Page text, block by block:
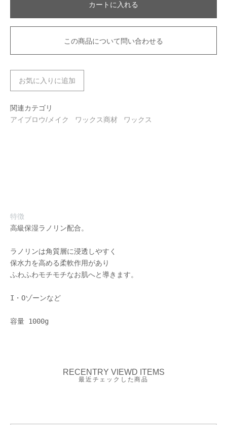
カートに入れる
この商品について問い合わせる
お気に入りに追加
関連カテゴリ
アイブロウ/メイク
ワックス商材 ワックス
特徴
高級保湿ラノリン配合。
ラノリンは角質層に浸透しやすく
保水力を高める柔軟作用があり
ふわふわモチモチなお肌へと導きます。
I・Oゾーンなど
容量 1000g
RECENTRY VIEWD ITEMS
最近チェックした商品